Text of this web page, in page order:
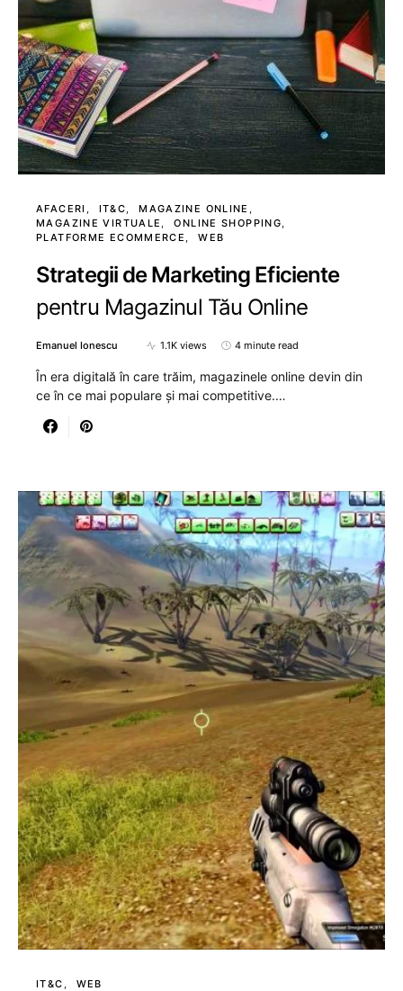
AFACERI IT&C
MAGAZINE ONLINE
MAGAZINE VIRTUALE
ONLINE SHOPPING
PLATFORME ECOMMERCE
WEB
Strategii de Marketing Eficiente
pentru Magazinul Tău Online
Emanuel Ionescu 1.1K views 4 minute read
În era digitală în care trăim, magazinele online devin din
ce în ce mai populare și mai competitive.…
IT&C WEB